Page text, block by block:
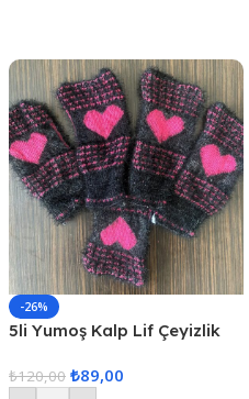
-26%
5li Yumoş Kalp Lif Çeyizlik
₺120,00 ₺89,00